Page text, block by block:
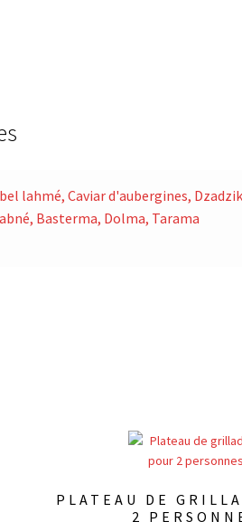
lahmé, Caviar d'aubergines,
Basterma, Dolma, Tarama
PLATEAU DE
2